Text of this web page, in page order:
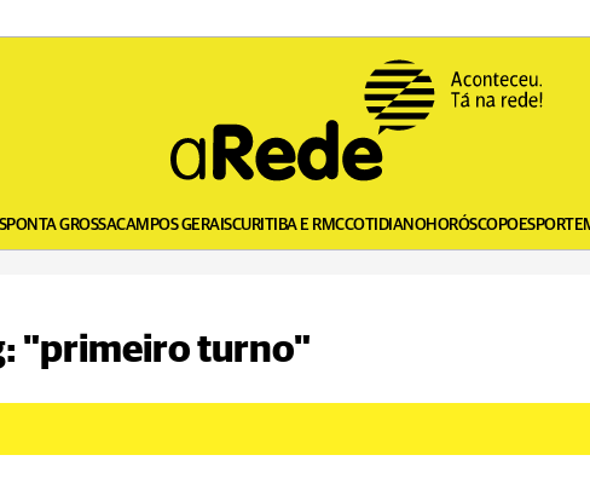
PONTA GROSSACAMPOS GERAISCURITIBA E RMCCOTIDIANOHORÓSCOPOESPORTE
"primeiro turno"